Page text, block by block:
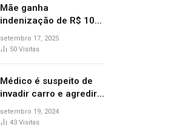
Mãe ganha
indenização de R$ 10
mil após comprar doce
‘zero lactose’ e filha ter
setembro 17, 2025
50 Visitas
Médico é suspeito de
invadir carro e agredir
delegado aposentado
durante confusão no
setembro 19, 2024
43 Visitas